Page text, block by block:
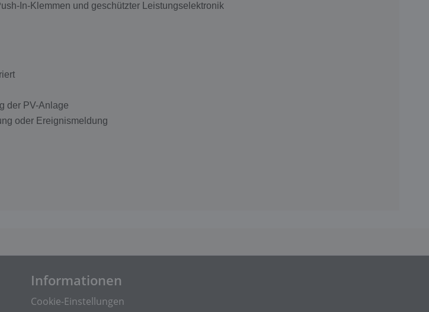
In-Klemmen und geschützter Leistungselektronik
der PV-Anlage
oder Ereignismeldung
Informationen
Cookie-Einstellungen